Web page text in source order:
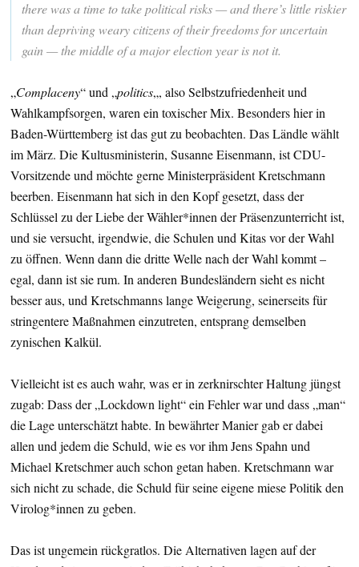
there was a time to take political risks — and there’s little riskier
than depriving weary citizens of their freedoms for uncertain
gain — the middle of a major election year is not it.
„Complaceny“ und „politics„, also Selbstzufriedenheit und
Wahlkampfsorgen, waren ein toxischer Mix. Besonders hier in
Baden-Württemberg ist das gut zu beobachten. Das Ländle wählt
im März. Die Kultusministerin, Susanne Eisenmann, ist CDU-
Vorsitzende und möchte gerne Ministerpräsident Kretschmann
beerben. Eisenmann hat sich in den Kopf gesetzt, dass der
Schlüssel zu der Liebe der Wähler*innen der Präsenzunterricht ist,
und sie versucht, irgendwie, die Schulen und Kitas vor der Wahl
zu öffnen. Wenn dann die dritte Welle nach der Wahl kommt –
egal, dann ist sie rum. In anderen Bundesländern sieht es nicht
besser aus, und Kretschmanns lange Weigerung, seinerseits für
stringentere Maßnahmen einzutreten, entsprang demselben
zynischen Kalkül.
Vielleicht ist es auch wahr, was er in zerknirschter Haltung jüngst
zugab: Dass der „Lockdown light“ ein Fehler war und dass „man“
die Lage unterschätzt habte. In bewährter Manier gab er dabei
allen und jedem die Schuld, wie es vor ihm Jens Spahn und
Michael Kretschmer auch schon getan haben. Kretschmann war
sich nicht zu schade, die Schuld für seine eigene miese Politik den
Virolog*innen zu geben.
Das ist ungemein rückgratlos. Die Alternativen lagen auf der